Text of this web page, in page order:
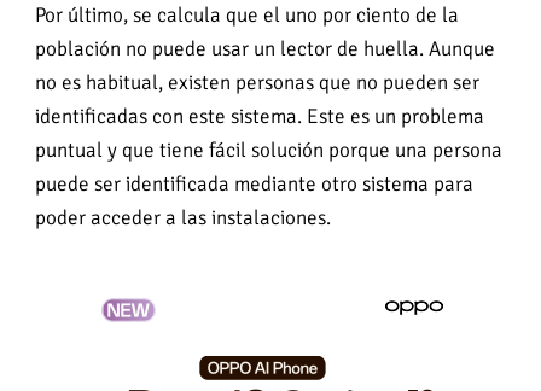
Por último, se calcula que el uno por ciento de la
población no puede usar un lector de huella. Aunque
no es habitual, existen personas que no pueden ser
identificadas con este sistema. Este es un problema
puntual y que tiene fácil solución porque una persona
puede ser identificada mediante otro sistema para
poder acceder a las instalaciones.